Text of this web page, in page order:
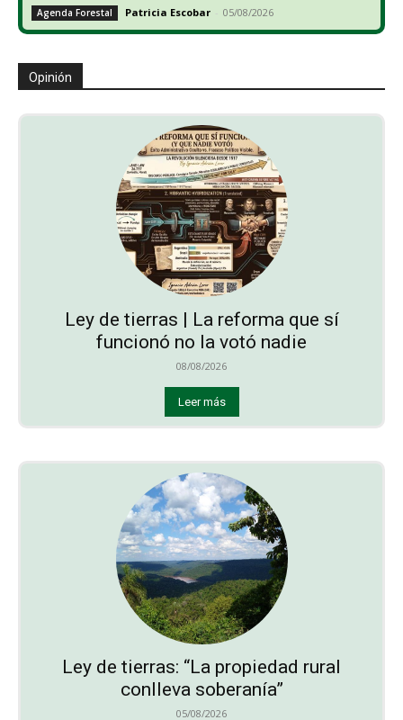
Agenda Forestal Patricia Escobar - 05/08/2026
Opinión
Ley de tierras | La reforma que sí
funcionó no la votó nadie
08/08/2026
Leer más
Ley de tierras: “La propiedad rural
conlleva soberanía”
05/08/2026